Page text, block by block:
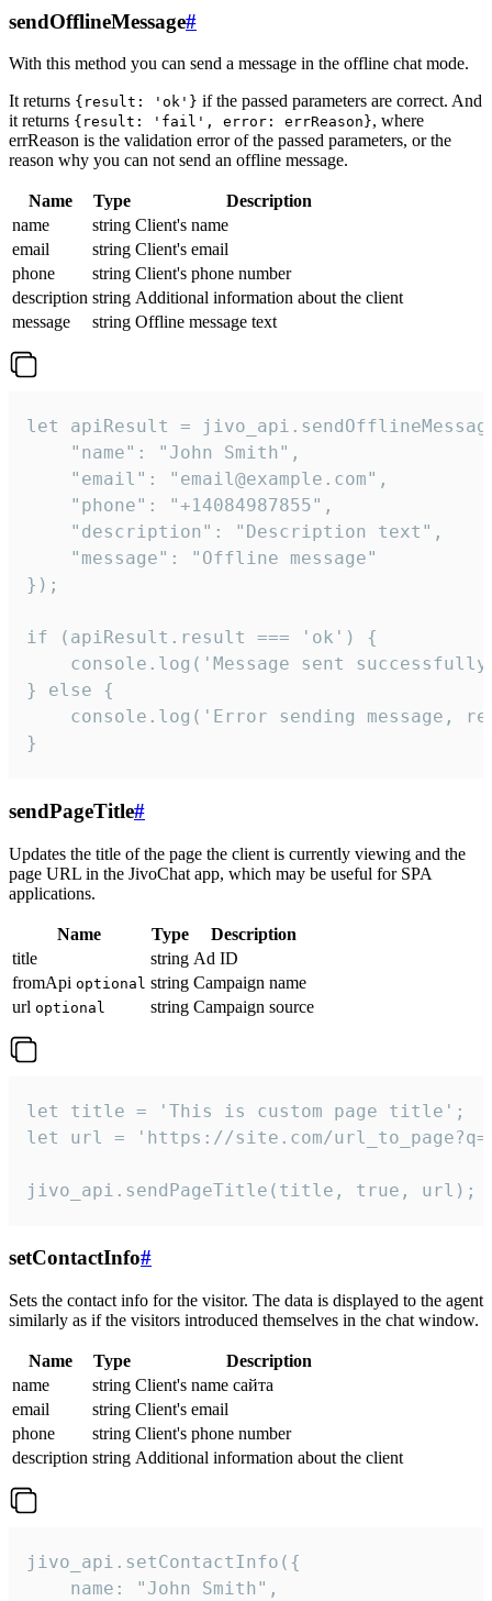
sendOfflineMessage#
With this method you can send a message in the offline chat mode.
It returns {result: 'ok'} if the passed parameters are correct. And
it returns {result: 'fail', error: errReason}, where
errReason is the validation error of the passed parameters, or the
reason why you can not send an offline message.
Name Type
Description
name
string Client's name
email
string Client's email
phone
string Client's phone number
description string Additional information about the client
message
string Offline message text
let apiResult =
    "name": "John Smith",
    "email": "email@example.com",
    "phone": "+14084987855",
    "description": "Description text",
    "message": "Offline message"
});
if (apiResult.result === 'ok') {
console.log('Message sent
} else {
console.log('Error sending message,
}
sendPageTitle#
Updates the title of the page the client is currently viewing and the
page URL in the JivoChat app, which may be useful for SPA
applications.
Name Type
Description
title
string Ad ID
fromApi optional string Campaign name
url optional string Campaign source
let title = 'This is custom page title';
let url = 'https://site.com/
jivo_api.sendPageTitle(title, true, url);
setContactInfo#
Sets the contact info for the visitor. The data is displayed to the agent
similarly as if the visitors introduced themselves in the chat window.
Name Type
Description
name
string Client's name сайта
email
string Client's email
phone
string Client's phone number
description string Additional information about the client
jivo_api.setContactInfo({
    name: "John Smith",